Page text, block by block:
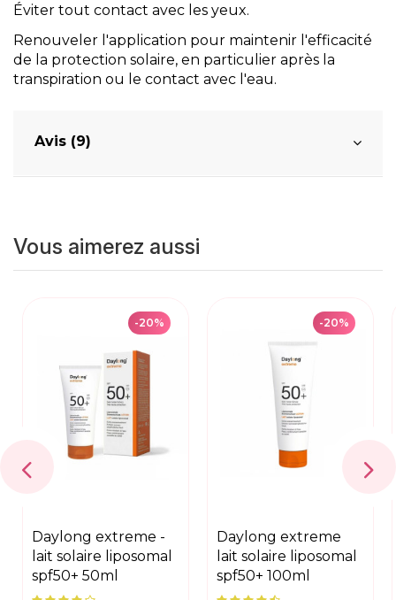
Éviter tout contact avec les yeux.
Renouveler l'application pour maintenir l'efficacité
de la protection solaire, en particulier après la
transpiration ou le contact avec l'eau.
Avis (9)
Vous aimerez aussi
-20%
daylong extreme -
lait solaire liposomal
spf50+ 50ml
-20%
daylong extreme
lait solaire liposomal
spf50+ 100ml